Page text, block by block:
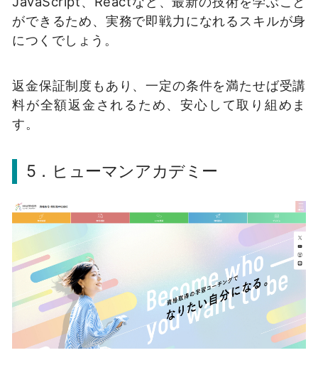
ができるため、実務で即戦力になれるスキルが身
につくでしょう。
返金保証制度もあり、一定の条件を満たせば受講
料が全額返金されるため、安心して取り組めま
す。
5．ヒューマンアカデミー